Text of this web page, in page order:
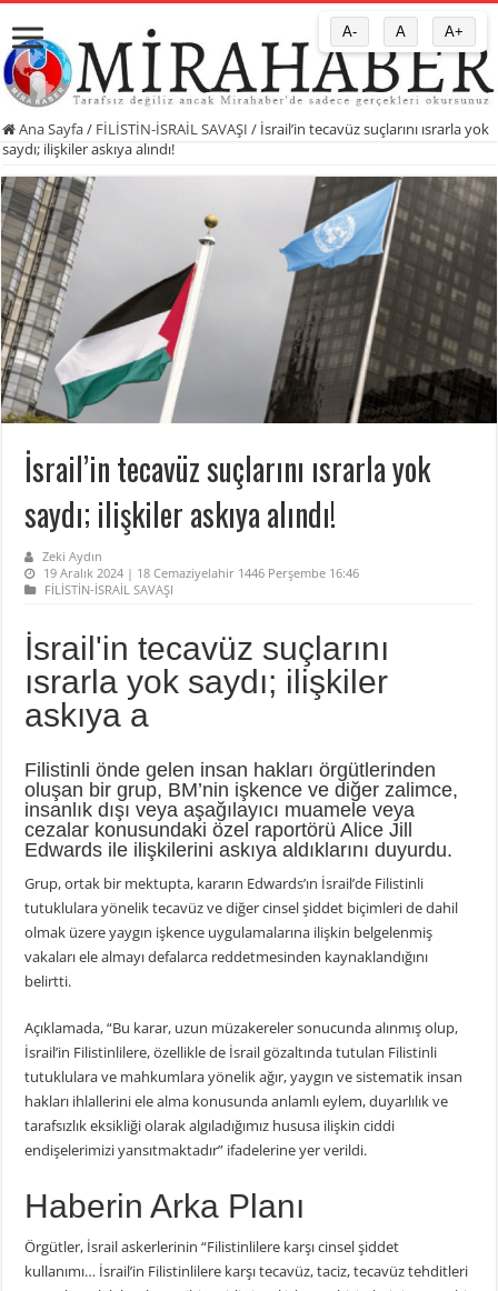
Ana Sayfa/ FİLİSTİN-İSRAİL SAVAŞI / İsrail’in tecavüz suçlarını ısrarla yok
saydı; ilişkiler askıya alındı!
İsrail’in tecavüz suçlarını ısrarla yok
saydı; ilişkiler askıya alındı!
Zeki Aydın
19 Aralık 2024 | 18 Cemaziyelahir 1446 Perşembe 16:46
FİLİSTİN-İSRAİL SAVAŞI
İsrail'in tecavüz suçlarını
ısrarla yok saydı; ilişkiler
askıya a
Filistinli önde gelen insan hakları örgütlerinden
oluşan bir grup, BM’nin işkence ve diğer zalimce,
insanlık dışı veya aşağılayıcı muamele veya
cezalar konusundaki özel raportörü Alice Jill
Edwards ile ilişkilerini askıya aldıklarını duyurdu.
Grup, ortak bir mektupta, kararın Edwards’ın İsrail’de Filistinli
tutuklulara yönelik tecavüz ve diğer cinsel şiddet biçimleri de dahil
olmak üzere yaygın işkence uygulamalarına ilişkin belgelenmiş
vakaları ele almayı defalarca reddetmesinden kaynaklandığını
belirtti.
Açıklamada, “Bu karar, uzun müzakereler sonucunda alınmış olup,
İsrail’in Filistinlilere, özellikle de İsrail gözaltında tutulan Filistinli
tutuklulara ve mahkumlara yönelik ağır, yaygın ve sistematik insan
hakları ihlallerini ele alma konusunda anlamlı eylem, duyarlılık ve
tarafsızlık eksikliği olarak algıladığımız hususa ilişkin ciddi
endişelerimizi yansıtmaktadır” ifadelerine yer verildi.
Haberin Arka Planı
Örgütler, İsrail askerlerinin “Filistinlilere karşı cinsel şiddet
kullanımı… İsrail’in Filistinlilere karşı tecavüz, taciz, tecavüz tehditleri
A- A A+